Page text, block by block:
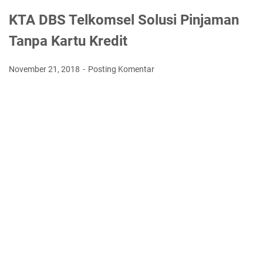
KTA DBS Telkomsel Solusi Pinjaman
Tanpa Kartu Kredit
November 21, 2018 Posting Komentar